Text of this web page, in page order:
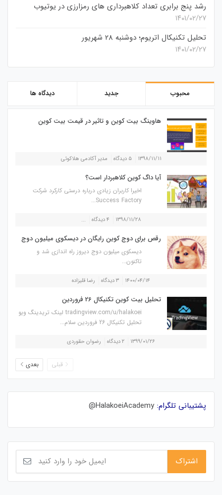
رشد پنج برابری تعداد کلاهبرداری های رمزارزی در یوتیوب
۱۴۰۱/۰۲/۲۷
تحلیل تکنیکال اتریوم؛ دوشنبه 28 شهریور
۱۴۰۱/۰۲/۲۷
محبوب جدید دیدگاه ها
هاوینگ بیت کوین و تاثیر در قیمت بیت کوین
۱۳۹۸/۱۱/۱۱ ۵ دیدگاه مدیر آکادمی هلاکوئی
آیا داگ کوین کلاهبردار است؟
اخیرا کاربران زیادی درباره درستی کارکرد شرکت
Success Factory...
۱۳۹۸/۱۱/۲۸ ۴ دیدگاه ...
رقص برای دوج کوین رایگان در دیسکوی میلیون دوج
دیسکوی میلیون دوج دیروز راه اندازی شد و
تاکنون...
۱۴۰۰/۰۴/۱۴ ۳ دیدگاه رضا قلیزاده
تحلیل بیت کوین تکنیکال 26 فروردین
tradingview.com/u/halakoei لینک تریدینگ ویو
تحلیل تکنیکال 26 فروردین سلام...
۱۳۹۹/۰۱/۲۶ ۲ دیدگاه رضوان حقوردی
قبلی بعدی
پشتیبانی تلگرام: HalakoeiAcademy@